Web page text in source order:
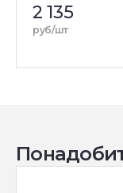
2 135
руб/шт